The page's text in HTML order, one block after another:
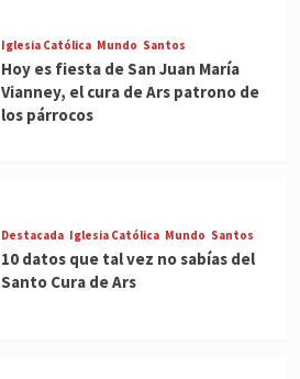
Iglesia Católica Mundo Santos
Hoy es fiesta de San Juan María
Vianney, el cura de Ars patrono de
los párrocos
Destacada Iglesia Católica Mundo Santos
10 datos que tal vez no sabías del
Santo Cura de Ars